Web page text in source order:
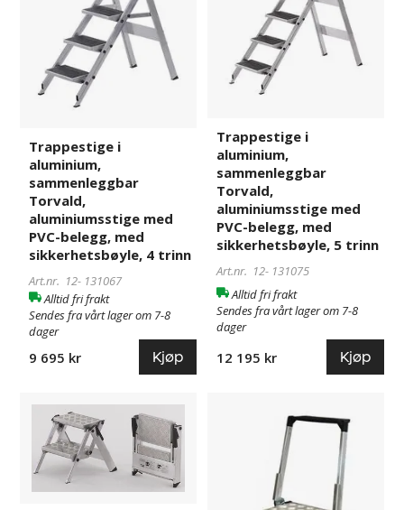
belegg,
sikkerhetsbøyle,
Trappestige i
aluminium,
sammenleggbar
Torvald,
aluminiumsstige med
PVC-belegg, med
sikkerhetsbøyle, 4 trinn
Art.nr. 12- 131067
Alltid fri frakt
Sendes fra vårt lager om 7-8
dager
9 695 kr Kjøp
belegg,
med
sikkerhetsbøyle,
Trappestige i
aluminium,
sammenleggbar
Torvald,
aluminiumsstige med
PVC-belegg, med
sikkerhetsbøyle, 5 trinn
Art.nr. 12- 131075
Alltid fri frakt
Sendes fra vårt lager om 7-8
dager
12 195 kr Kjøp
Trappestige
aluminium,
sammenleggbar
Torvald,
751898
sammenleggbar